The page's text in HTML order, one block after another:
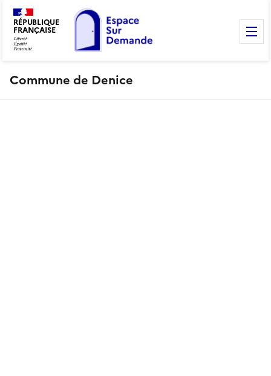
RÉPUBLIQUE
FRANÇAISE
Commune de Denice